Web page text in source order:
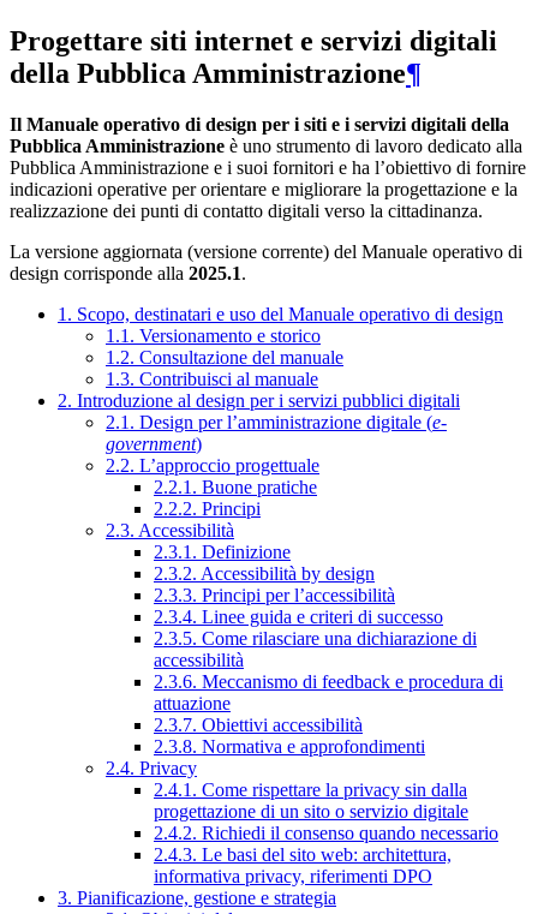
Progettare siti internet e servizi digitali
della Pubblica Amministrazione¶
Il Manuale operativo di design per i siti e i servizi digitali della
Pubblica Amministrazione è uno strumento di lavoro dedicato alla
Pubblica Amministrazione e i suoi fornitori e ha l’obiettivo di fornire
indicazioni operative per orientare e migliorare la progettazione e la
realizzazione dei punti di contatto digitali verso la cittadinanza.
La versione aggiornata (versione corrente) del Manuale operativo di
design corrisponde alla 2025.1.
1. Scopo, destinatari e uso del Manuale operativo di design
1.1. Versionamento e storico
1.2. Consultazione del manuale
1.3. Contribuisci al manuale
2. Introduzione al design per i servizi pubblici digitali
2.1. Design per l’amministrazione digitale (e-
government)
2.2. L’approccio progettuale
2.2.1. Buone pratiche
2.2.2. Principi
2.3. Accessibilità
2.3.1. Definizione
2.3.2. Accessibilità by design
2.3.3. Principi per l’accessibilità
2.3.4. Linee guida e criteri di successo
2.3.5. Come rilasciare una dichiarazione di
accessibilità
2.3.6. Meccanismo di feedback e procedura di
attuazione
2.3.7. Obiettivi accessibilità
2.3.8. Normativa e approfondimenti
2.4. Privacy
2.4.1. Come rispettare la privacy sin dalla
progettazione di un sito o servizio digitale
2.4.2. Richiedi il consenso quando necessario
2.4.3. Le basi del sito web: architettura,
informativa privacy, riferimenti DPO
3. Pianificazione, gestione e strategia